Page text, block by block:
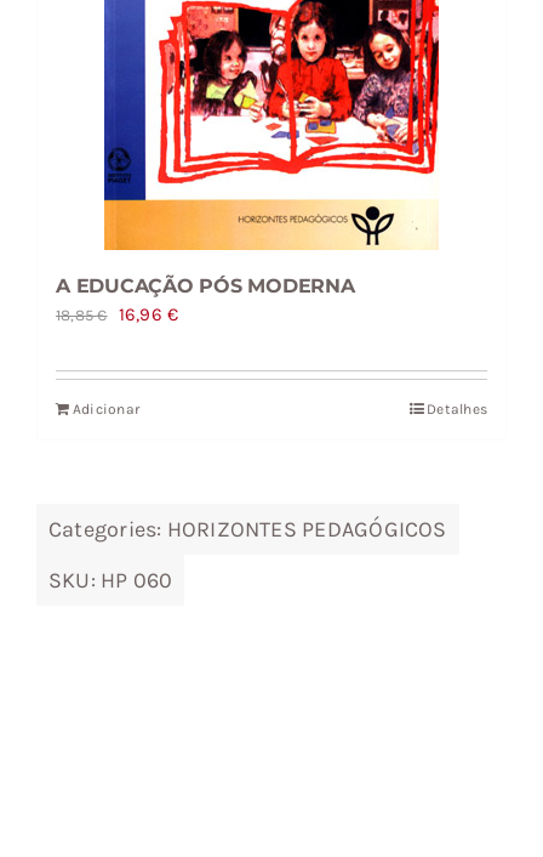
A EDUCAÇÃO PÓS MODERNA
18,85€
O
original
era:
16,96€O
atual
Adicionar Detalhes
Categories: HORIZONTES PEDAGÓGICOS
SKU: HP 060